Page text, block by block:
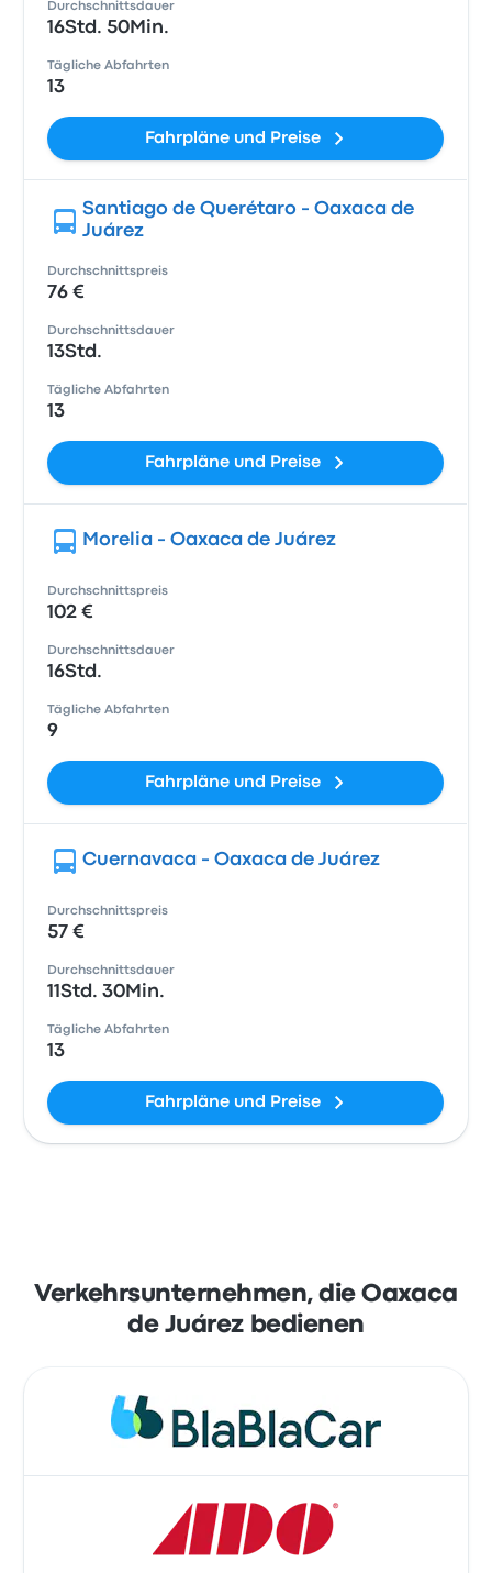
Durchschnittsdauer
16Std. 50Min.
Tägliche Abfahrten
13
Fahrpläne und Preise
Santiago de Querétaro - Oaxaca de
Juárez
Durchschnittspreis
76 €
Durchschnittsdauer
13Std.
Tägliche Abfahrten
13
Fahrpläne und Preise
Morelia - Oaxaca de Juárez
Durchschnittspreis
102 €
Durchschnittsdauer
16Std.
Tägliche Abfahrten
9
Fahrpläne und Preise
Cuernavaca - Oaxaca de Juárez
Durchschnittspreis
57 €
Durchschnittsdauer
11Std. 30Min.
Tägliche Abfahrten
13
Fahrpläne und Preise
Verkehrsunternehmen, die Oaxaca
de Juárez bedienen